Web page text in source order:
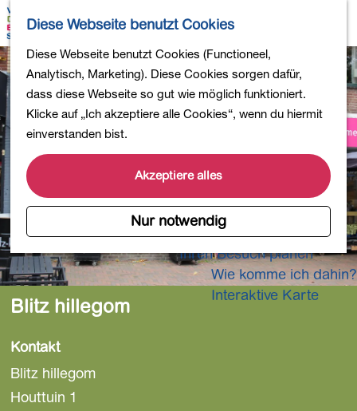
Diese Webseite benutzt Cookies
Diese Webseite benutzt Cookies (Functioneel,
Analytisch, Marketing). Diese Cookies sorgen dafür,
dass diese Webseite so gut wie möglich funktioniert.
Klicke auf „Ich akzeptiere alle Cookies“, wenn du hiermit
einverstanden bist.
Akzeptiere alles
Nur notwendig
G
e
h
e
n
S
i
e
z
u
r
H
K
r
t
e
S
c
h
e
n
e
n
ü
Einkaufen
Essen und Trinken
Kinderaktivitäten
In die Natur
Polder und Seen
Museen und mehr
Aktiv und gesund
4-Tage-Wanderung
Übernachtungen
Ihren Besuch planen
Wie komme ich dahin?
Interaktive Karte
Blitz hillegom
Kontakt
Blitz hillegom
Houttuin 1